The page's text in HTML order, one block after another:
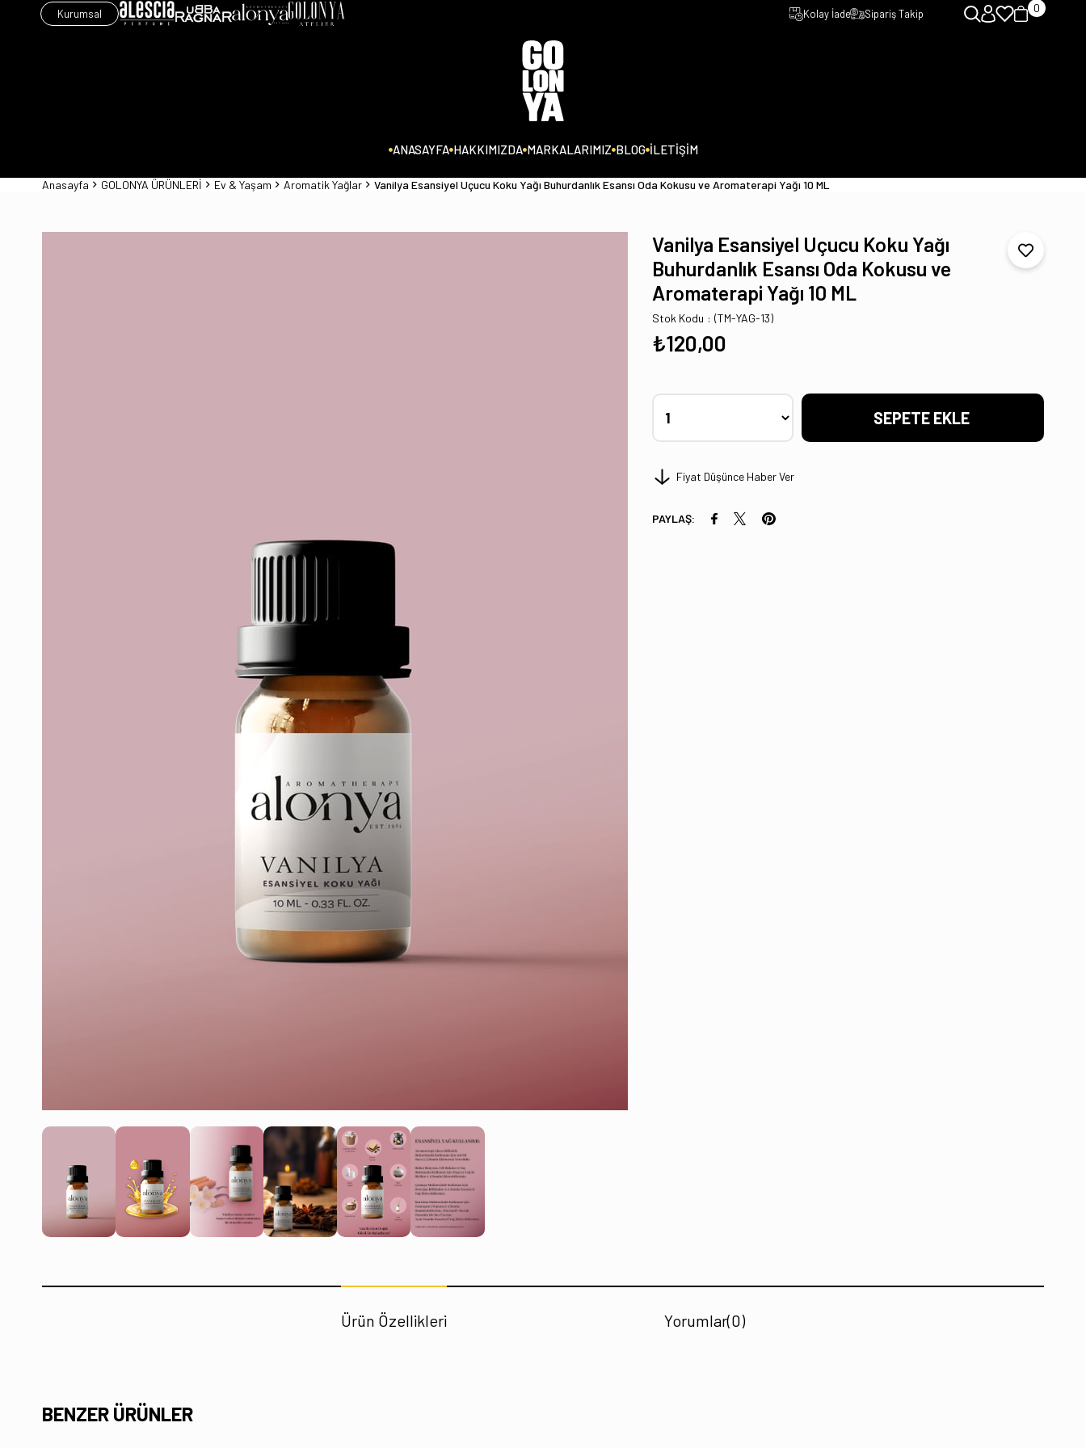
Kurumsal Kolay İade Sipariş Takip 0
ANASAYFA HAKKIMIZDA MARKALARIMIZ BLOG İLETİŞİM
Anasayfa GOLONYA ÜRÜNLERİ Ev & Yaşam Aromatik Yağlar Vanilya Esansiyel Uçucu Koku Yağı Buhurdanlık Esansı Oda Kokusu ve Aromaterapi Yağı 10 ML
Vanilya Esansiyel Uçucu Koku Yağı
Buhurdanlık Esansı Oda Kokusu ve
Aromaterapi Yağı 10 ML
Stok Kodu (TM-YAG-13)
₺120,00
Fiyat Düşünce Haber Ver
PAYLAŞ:
Ürün Özellikleri Yorumlar(0)
BENZER ÜRÜNLER